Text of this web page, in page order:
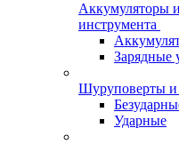
Аккумуляторы
инструмента
Зарядные
Шуруповерты и
Ударные